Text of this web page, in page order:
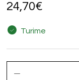
24,70€
Turime